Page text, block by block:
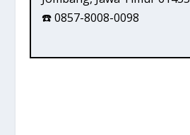
☎️ 0857-8008-0098